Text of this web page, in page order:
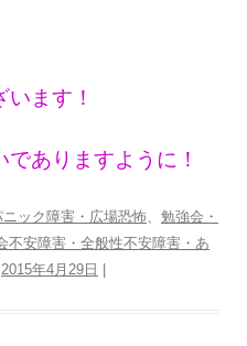
ます！
ありますように！
ニック障害・広場恐怖、 勉強会・
不安障害・全般性不安障害・あ
2015年4月29日